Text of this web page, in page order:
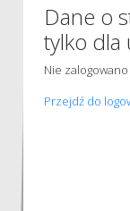
Dane o
tylko dla
Nie zalogowano
Przejdź do